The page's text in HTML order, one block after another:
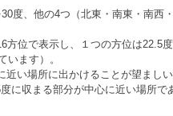
度、他の4つ（北東・南東・南西
方位で表示し、１つの方位は22.5
います）。
近い場所に出かけることが望まし
に収まる部分が中心に近い場所で